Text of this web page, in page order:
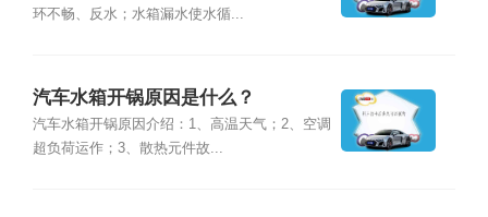
环不畅、反水；水箱漏水使水循...
汽车水箱开锅原因是什么？
汽车水箱开锅原因介绍：1、高温天气；2、空调
超负荷运作；3、散热元件故...